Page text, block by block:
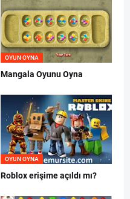
OYUN OYNA
Mangala Oyunu Oyna
OYUN OYNA
Roblox erişime açıldı mı?